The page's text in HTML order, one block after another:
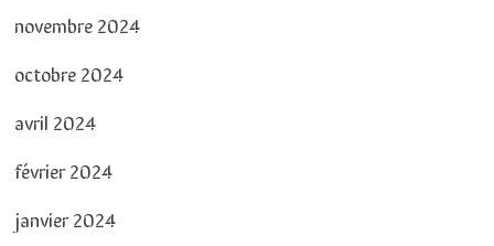
novembre 2024
octobre 2024
avril 2024
février 2024
janvier 2024